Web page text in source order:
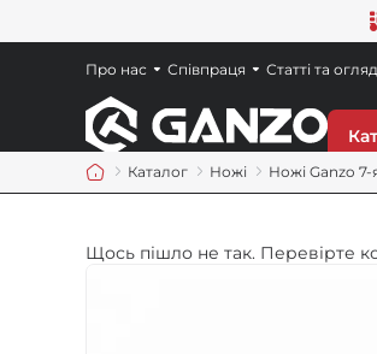
Про нас Співпраця Статті та
Каталог Ножі Ножі Ganzo 7-
Щось пішло не так. Перевірте